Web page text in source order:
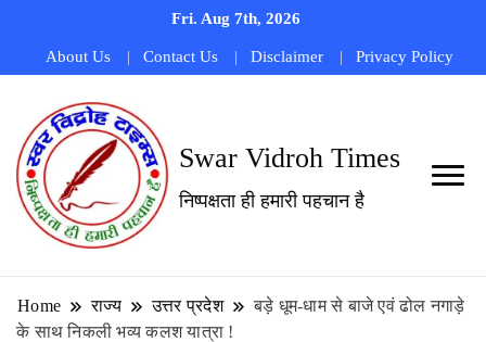
Fri. Aug 7th, 2026
About Us Contact Us Disclaimer Privacy Policy
Swar Vidroh Times
निष्पक्षता ही हमारी पहचान है
Home राज्य उत्तर प्रदेश
बड़े धूम-धाम से बाजे एवं ढोल नगाड़े
के साथ निकली भव्य कलश यात्रा !